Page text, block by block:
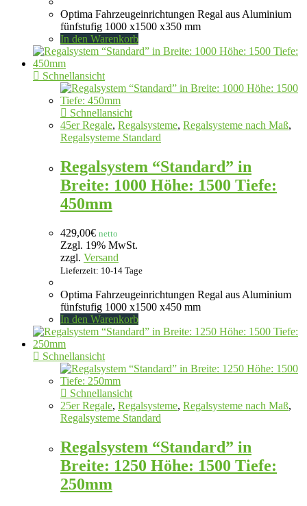
Optima Fahrzeugeinrichtungen Regal aus Aluminium
fünfstufig 1000 x1500 x350 mm
In den Warenkorb
Schnellansicht
Schnellansicht
45er Regale, Regalsysteme, Regalsysteme nach Maß,
Regalsysteme Standard
Regalsystem “Standard” in
Breite: 1000 Höhe: 1500 Tiefe:
450mm
429,00€ netto
Zzgl. 19% MwSt.
zzgl. Versand
Lieferzeit: 10-14 Tage
Optima Fahrzeugeinrichtungen Regal aus Aluminium
fünfstufig 1000 x1500 x450 mm
In den Warenkorb
Schnellansicht
Schnellansicht
25er Regale, Regalsysteme, Regalsysteme nach Maß,
Regalsysteme Standard
Regalsystem “Standard” in
Breite: 1250 Höhe: 1500 Tiefe:
250mm